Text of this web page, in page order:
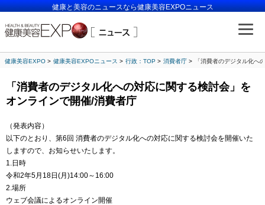
健康と美容のニュースなら健康美容EXPOニュース
健康美容EXPO 健康美容EXPOニュース 行政：TOP 消費者庁 「消費者のデジタル化へ
「消費者のデジタル化への対応に関する検討会」を
オンラインで開催/消費者庁
（発表内容）
以下のとおり、第6回 消費者のデジタル化への対応に関する検討会を開催いた
しますので、お知らせいたします。
1.日時
令和2年5月18日(月)14:00～16:00
2.場所
ウェブ会議によるオンライン開催